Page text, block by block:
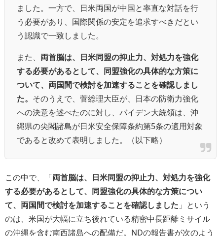
ました。一方で、日米両国が中国と率直な対話を行
う必要があり、国際関係の安定を追求すべきだとい
う認識で一致しました。
また、 両首脳は、日米同盟の抑止力、対処力を強化
する必要があるとして、同盟強化の具体的な方策に
ついて、両国間で検討を加速することを確認しまし
た。 そのうえで、菅総理大臣が、日本の防衛力強化
への決意を述べたのに対し、バイデン大統領は、沖
縄県の尖閣諸島が日米安全保障条約第5条の適用対象
であると改めて表明しました。（以下略）
この中で、「両首脳は、日米同盟の抑止力、対処力を強化
する必要があるとして、同盟強化の具体的な方策につい
て、両国間で検討を加速することを確認しました 」という
のは、米国が大幅に立ち後れている精密中長距離ミサイル
の沖縄を含む南西諸島への配備だ。NDの報告書が次のよう